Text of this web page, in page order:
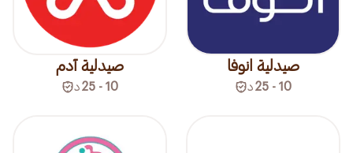
صيدلية انوفا
10 - 25 د
صيدلية آدم
10 - 25 د